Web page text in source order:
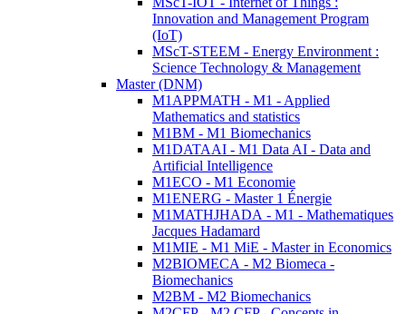
Innovation and Management Program
(IoT)
MScT-STEEM - Energy Environment :
Science Technology & Management
Master (DNM)
M1APPMATH - M1 - Applied
Mathematics and statistics
M1BM - M1 Biomechanics
M1DATAAI - M1 Data AI - Data and
Artificial Intelligence
M1ECO - M1 Economie
M1ENERG - Master 1 Énergie
M1MATHJHADA - M1 - Mathematiques
Jacques Hadamard
M1MIE - M1 MiE - Master in Economics
M2BIOMECA - M2 Biomeca -
Biomechanics
M2BM - M2 Biomechanics